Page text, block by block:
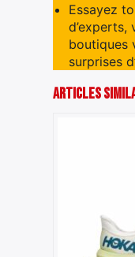
Essayez
d’experts,
boutiques
surprises
Articles